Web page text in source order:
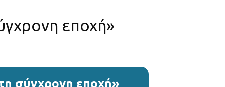
εποχή»
σύγχρονη εποχή»